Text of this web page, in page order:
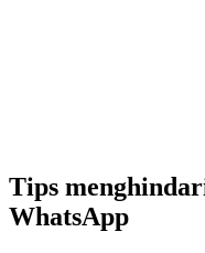
Tips
WhatsApp